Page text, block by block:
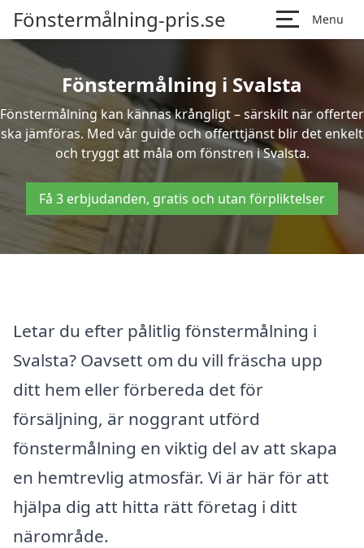
Fönstermålning-pris.se Menu
Fönstermålning i Svalsta
Fönstermålning kan kännas krångligt – särskilt när offerter
ska jämföras. Med vår guide och offerttjänst blir det enkelt
och tryggt att måla om fönstren i Svalsta.
Få 3 erbjudanden, gratis och utan förpliktelser
Letar du efter pålitlig fönstermålning i
Svalsta? Oavsett om du vill fräscha upp
ditt hem eller förbereda det för
försäljning, är noggrant utförd
fönstermålning en viktig del av att skapa
en hemtrevlig atmosfär. Vi är här för att
hjälpa dig att hitta rätt företag i ditt
närområde.